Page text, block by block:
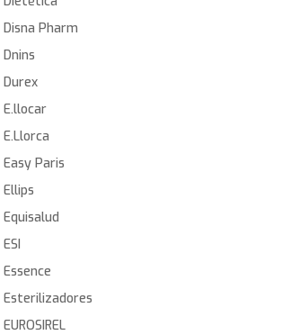
Disna Pharm
Dnins
Durex
E.llocar
E.Llorca
Easy Paris
Ellips
Equisalud
ESI
Essence
Esterilizadores
EUROSIREL